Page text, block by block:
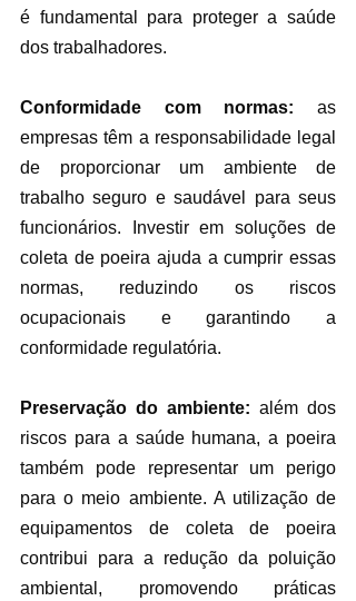
é fundamental para proteger a saúde
dos trabalhadores.
Conformidade com normas: as
empresas têm a responsabilidade legal
de proporcionar um ambiente de
trabalho seguro e saudável para seus
funcionários. Investir em soluções de
coleta de poeira ajuda a cumprir essas
normas, reduzindo os riscos
ocupacionais e garantindo a
conformidade regulatória.
Preservação do ambiente: além dos
riscos para a saúde humana, a poeira
também pode representar um perigo
para o meio ambiente. A utilização de
equipamentos de coleta de poeira
contribui para a redução da poluição
ambiental, promovendo práticas